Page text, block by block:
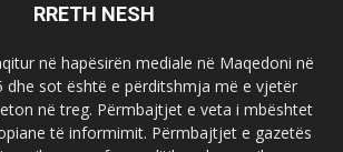
RRETH NESH
në hapësirën mediale në Maqedoni në
dhe sot është e përditshmja më e vjetër
në treg. Përmbajtjet e veta i mbështet
të informimit. Përmbajtjet e gazetës